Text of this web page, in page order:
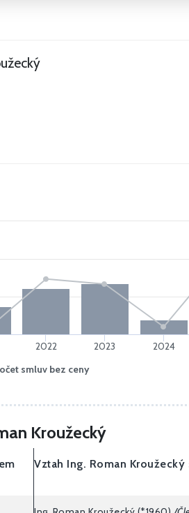
smluv bez ceny
2022 2023 2024
Kroužecký
Vztah Ing. Roman Kroužecký